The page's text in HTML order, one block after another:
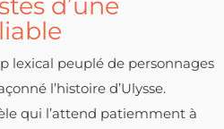
lexical peuplé de personnages
l’histoire d’Ulysse.
qui l’attend patiemment à